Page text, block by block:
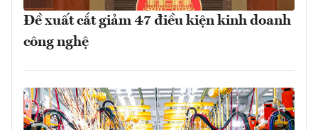
Đề xuất cắt giảm 47 điều kiện kinh doanh
công nghệ